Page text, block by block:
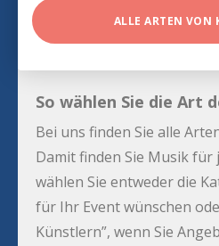
ALLE ARTEN VON
So wählen Sie die Art
Bei uns finden Sie alle
Damit finden Sie Musik für
wählen Sie entweder die
für Ihr Event wünschen
Künstlern”, wenn Sie